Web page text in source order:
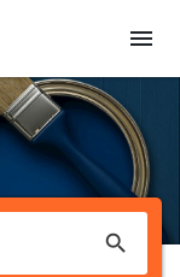
menu
search